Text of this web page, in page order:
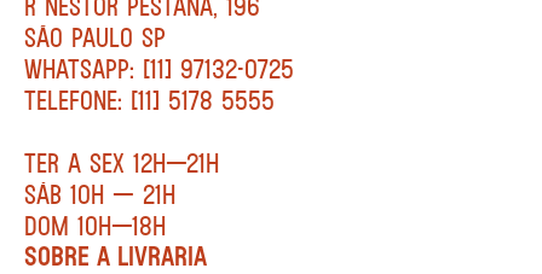
SÃO PAULO SP
WHATSAPP: [11] 97132-0725
TELEFONE: [11] 5178 5555
TER A SEX 12H—21H
SÁB 10H — 21H
DOM 10H—18H
SOBRE A LIVRARIA